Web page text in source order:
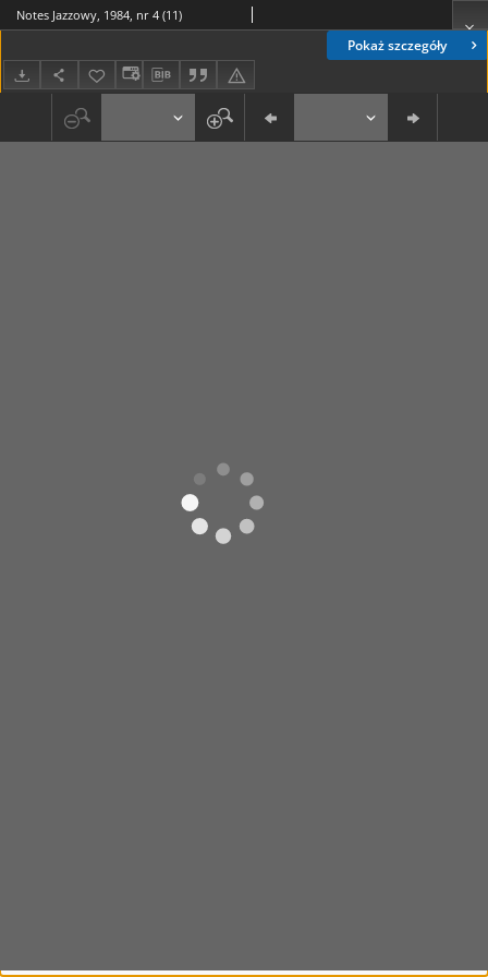
Pokaż szczegóły
Notes Jazzowy, 1984, nr 4 (11)